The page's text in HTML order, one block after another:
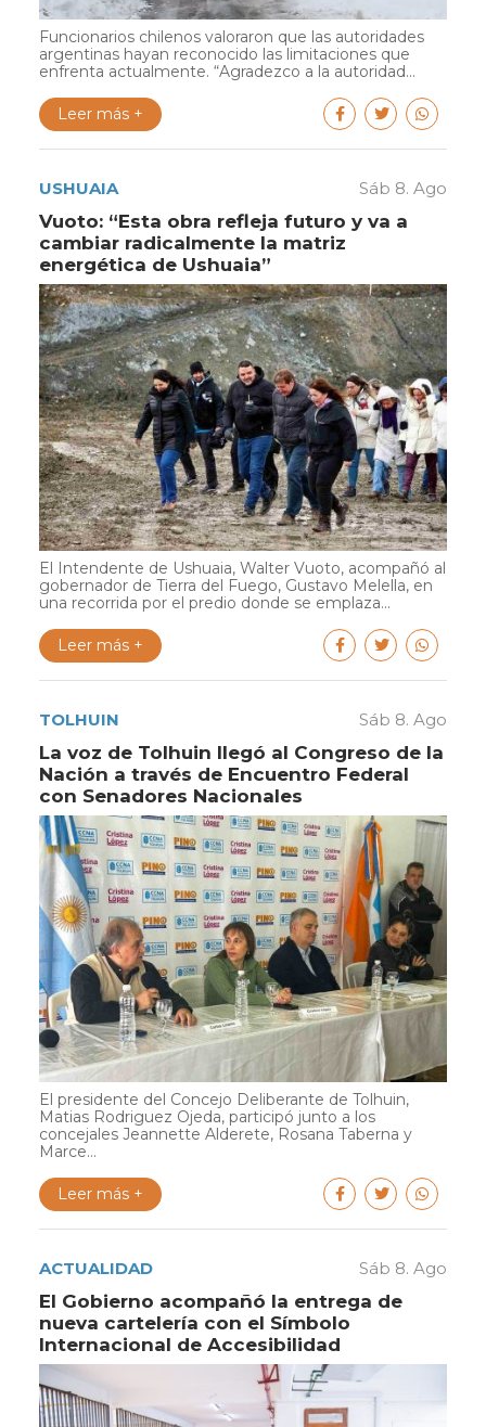
Funcionarios chilenos valoraron que las autoridades
argentinas hayan reconocido las limitaciones que
enfrenta actualmente. “Agradezco a la autoridad...
Leer más +
USHUAIA Sáb 8. Ago
Vuoto: “Esta obra refleja futuro y va a
cambiar radicalmente la matriz
energética de Ushuaia”
El Intendente de Ushuaia, Walter Vuoto, acompañó al
gobernador de Tierra del Fuego, Gustavo Melella, en
una recorrida por el predio donde se emplaza...
Leer más +
TOLHUIN Sáb 8. Ago
La voz de Tolhuin llegó al Congreso de la
Nación a través de Encuentro Federal
con Senadores Nacionales
El presidente del Concejo Deliberante de Tolhuin,
Matias Rodriguez Ojeda, participó junto a los
concejales Jeannette Alderete, Rosana Taberna y
Marce...
Leer más +
ACTUALIDAD Sáb 8. Ago
El Gobierno acompañó la entrega de
nueva cartelería con el Símbolo
Internacional de Accesibilidad